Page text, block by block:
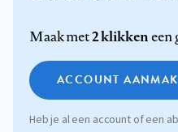
Maak met2 klikkeneen
ACCOUNT
Heb je al een account of een